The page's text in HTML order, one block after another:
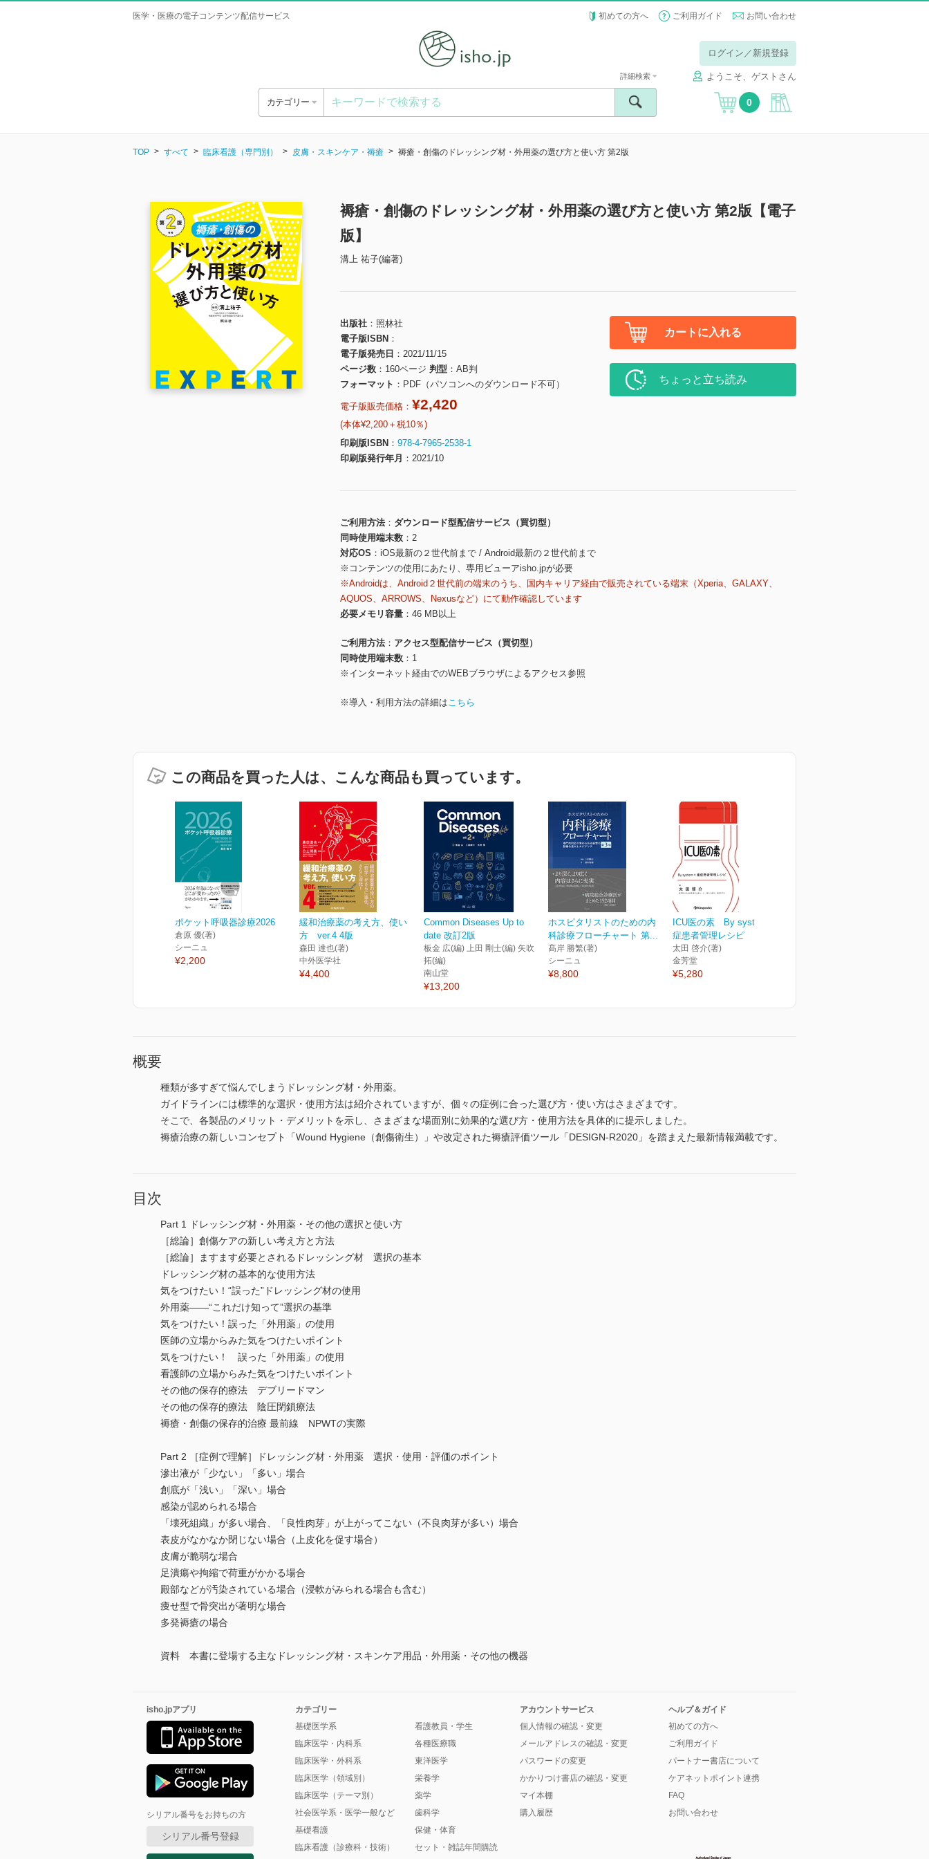
医学・医療の電子コンテンツ配信サービス 初めての方へ ご利用ガイド お問い合わせ
ログイン／新規登録
ようこそ、ゲストさん
カテゴリー
詳細検索
0
TOP すべて 臨床看護（専門別） 皮膚・スキンケア・褥瘡 褥瘡・創傷のドレッシング材・外用薬の選び方と使い方 第2版
褥瘡・創傷のドレッシング材・外用薬の選び方と使い方 第2版【電子
版】
溝上 祐子(編著)
出版社
照林社
電子版ISBN
電子版発売日
2021/11/15
ページ数
160ページ 判型
AB判
フォーマット
PDF（パソコンへのダウンロード不可）
電子版販売価格： ¥2,420
(本体¥2,200＋税10％)
印刷版ISBN
978-4-7965-2538-1
印刷版発行年月
2021/10
カートに入れる
ちょっと立ち読み
ご利用方法
ダウンロード型配信サービス（買切型）
同時使用端末数
2
対応OS
iOS最新の２世代前まで / Android最新の２世代前まで
※コンテンツの使用にあたり、専用ビューアisho.jpが必要
※Androidは、Android２世代前の端末のうち、国内キャリア経由で販売されている端末（Xperia、GALAXY、
AQUOS、ARROWS、Nexusなど）にて動作確認しています
必要メモリ容量
46 MB以上
ご利用方法
アクセス型配信サービス（買切型）
同時使用端末数
1
※インターネット経由でのWEBブラウザによるアクセス参照
※導入・利用方法の詳細はこちら
この商品を買った人は、こんな商品も買っています。
ポケット呼吸器診療2026
倉原 優(著)
シーニュ
¥2,200
緩和治療薬の考え方、使い
方 ver.4 4版
森田 達也(著)
中外医学社
¥4,400
Common Diseases Up to
date 改訂2版
板金 広(編) 上田 剛士(編) 矢吹
拓(編)
南山堂
¥13,200
ホスピタリストのための内
科診療フローチャート 第...
髙岸 勝繁(著)
シーニュ
¥8,800
ICU医の素 By system×重
症患者管理レシピ
太田 啓介(著)
金芳堂
¥5,280
概要
種類が多すぎて悩んでしまうドレッシング材・外用薬。
ガイドラインには標準的な選択・使用方法は紹介されていますが、個々の症例に合った選び方・使い方はさまざまです。
そこで、各製品のメリット・デメリットを示し、さまざまな場面別に効果的な選び方・使用方法を具体的に提示しました。
褥瘡治療の新しいコンセプト「Wound Hygiene（創傷衛生）」や改定された褥瘡評価ツール「DESIGN-R2020」を踏まえた最新情報満載です。
目次
Part 1 ドレッシング材・外用薬・その他の選択と使い方
［総論］創傷ケアの新しい考え方と方法
［総論］ますます必要とされるドレッシング材 選択の基本
ドレッシング材の基本的な使用方法
気をつけたい！“誤った”ドレッシング材の使用
外用薬――“これだけ知って”選択の基準
気をつけたい！誤った「外用薬」の使用
医師の立場からみた気をつけたいポイント
気をつけたい！ 誤った「外用薬」の使用
看護師の立場からみた気をつけたいポイント
その他の保存的療法 デブリードマン
その他の保存的療法 陰圧閉鎖療法
褥瘡・創傷の保存的治療 最前線 NPWTの実際
Part 2 ［症例で理解］ドレッシング材・外用薬 選択・使用・評価のポイント
滲出液が「少ない」「多い」場合
創底が「浅い」「深い」場合
感染が認められる場合
「壊死組織」が多い場合、「良性肉芽」が上がってこない（不良肉芽が多い）場合
表皮がなかなか閉じない場合（上皮化を促す場合）
皮膚が脆弱な場合
足潰瘍や拘縮で荷重がかかる場合
殿部などが汚染されている場合（浸軟がみられる場合も含む）
痩せ型で骨突出が著明な場合
多発褥瘡の場合
資料 本書に登場する主なドレッシング材・スキンケア用品・外用薬・その他の機器
isho.jpアプリ
シリアル番号をお持ちの方
シリアル番号登録
カテゴリー
基礎医学系
臨床医学・内科系
臨床医学・外科系
臨床医学（領域別）
臨床医学（テーマ別）
社会医学系・医学一般など
基礎看護
臨床看護（診療科・技術）
看護教員・学生
各種医療職
東洋医学
栄養学
薬学
歯科学
保健・体育
セット・雑誌年間購読
アカウントサービス
個人情報の確認・変更
メールアドレスの確認・変更
パスワードの変更
かかりつけ書店の確認・変更
マイ本棚
購入履歴
ヘルプ＆ガイド
初めての方へ
ご利用ガイド
パートナー書店について
ケアネットポイント連携
FAQ
お問い合わせ